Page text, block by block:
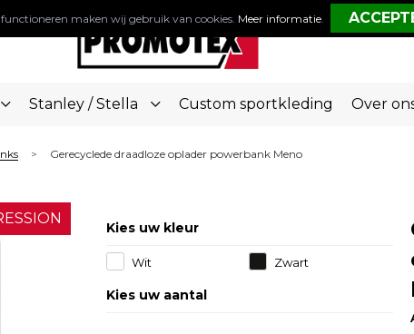
Stanley / Stella Custom sportkleding Over
> Gerecyclede draadloze oplader powerbank Meno
Kies uw kleur
Wit Zwart
Kies uw aantal
maken wij gebruik van cookies. Meer informatie.